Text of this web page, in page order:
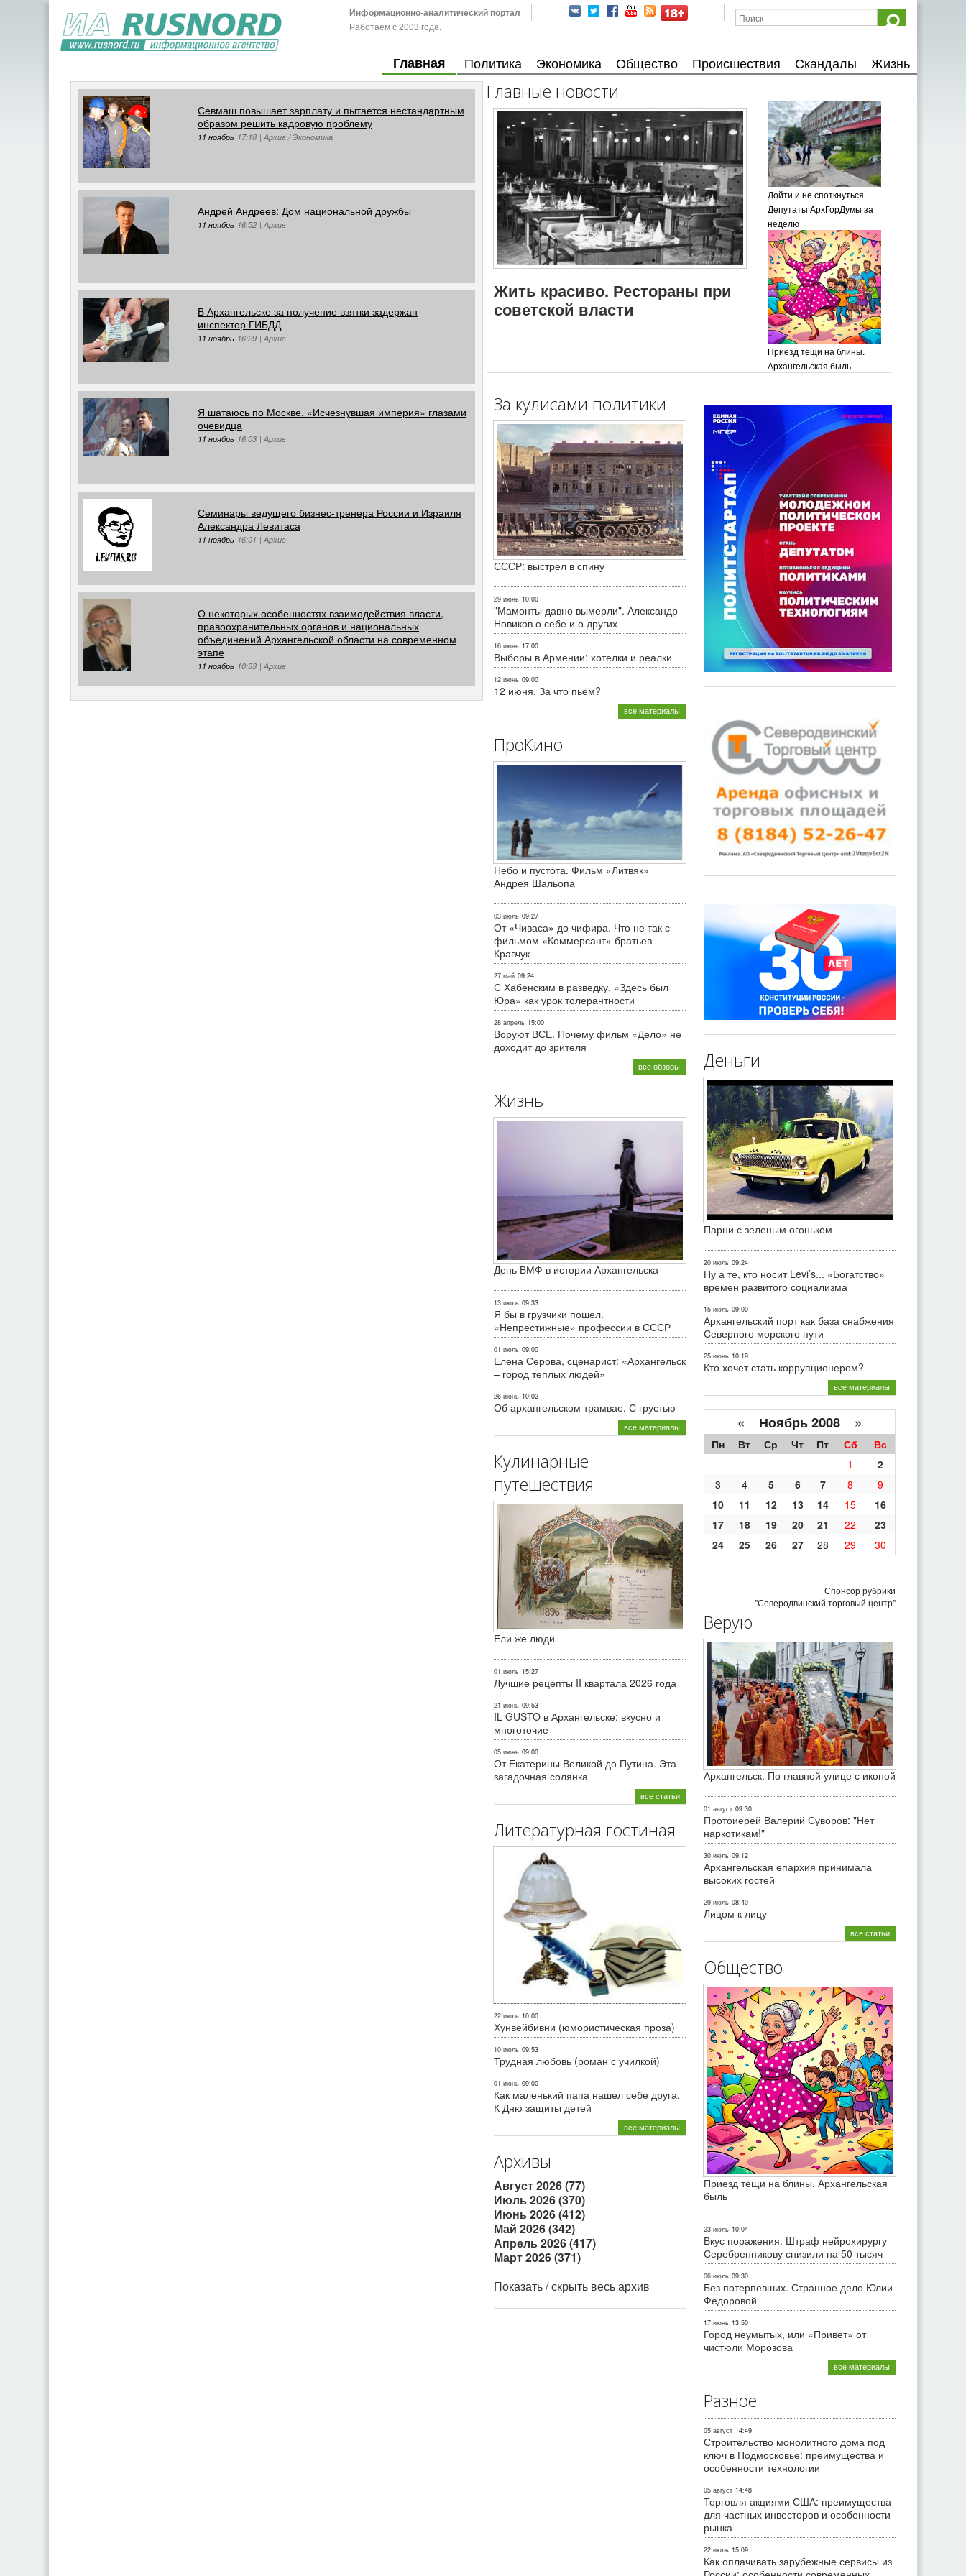
Информационно-аналитический портал
Работаем с 2003 года.
Главная Политика Экономика Общество Происшествия Скандалы Жизнь
Севмаш повышает зарплату и пытается нестандартным
образом решить кадровую проблему
11 ноябрь 17:18 |Архив / Экономика
Андрей Андреев: Дом национальной дружбы
11 ноябрь 16:52 |Архив
В Архангельске за получение взятки задержан
инспектор ГИБДД
11 ноябрь 16:29 |Архив
Я шатаюсь по Москве. «Исчезнувшая империя» глазами
очевидца
11 ноябрь 16:03 |Архив
Семинары ведущего бизнес-тренера России и Израиля
Александра Левитаса
11 ноябрь 16:01 |Архив
О некоторых особенностях взаимодействия власти,
правоохранительных органов и национальных
объединений Архангельской области на современном
этапе
11 ноябрь 10:33 |Архив
Главные новости
Жить красиво. Рестораны при
советской власти
Дойти и не споткнуться.
Депутаты АрхГорДумы за
неделю
Приезд тёщи на блины.
Архангельская быль
За кулисами политики
СССР: выстрел в спину
29 июнь 10:00
"Мамонты давно вымерли". Александр
Новиков о себе и о других
16 июнь 17:00
Выборы в Армении: хотелки и реалки
12 июнь 09:00
12 июня. За что пьём?
все материалы
ПроКино
Небо и пустота. Фильм «Литвяк»
Андрея Шальопа
03 июль 09:27
От «Чиваса» до чифира. Что не так с
фильмом «Коммерсант» братьев
Кравчук
27 май 09:24
С Хабенским в разведку. «Здесь был
Юра» как урок толерантности
28 апрель 15:00
Воруют ВСЕ. Почему фильм «Дело» не
доходит до зрителя
все обзоры
Жизнь
День ВМФ в истории Архангельска
13 июль 09:33
Я бы в грузчики пошел.
«Непрестижные» профессии в СССР
01 июль 09:00
Елена Серова, сценарист: «Архангельск
– город теплых людей»
26 июнь 10:02
Об архангельском трамвае. С грустью
все материалы
Кулинарные
путешествия
Ели же люди
01 июль 15:27
Лучшие рецепты II квартала 2026 года
21 июнь 09:53
IL GUSTO в Архангельске: вкусно и
многоточие
05 июнь 09:00
От Екатерины Великой до Путина. Эта
загадочная солянка
все статьи
Литературная гостиная
22 июль 10:00
Хунвейбивни (юмористическая проза)
10 июль 09:53
Трудная любовь (роман с училкой)
01 июнь 09:00
Как маленький папа нашел себе друга.
К Дню защиты детей
все материалы
Архивы
Август 2026 (77)
Июль 2026 (370)
Июнь 2026 (412)
Май 2026 (342)
Апрель 2026 (417)
Март 2026 (371)
Показать / скрыть весь архив
Деньги
Парни с зеленым огоньком
20 июль 09:24
Ну а те, кто носит Levi’s... «Богатство»
времен развитого социализма
15 июль 09:00
Архангельский порт как база снабжения
Северного морского пути
25 июнь 10:19
Кто хочет стать коррупционером?
все материалы
« Ноябрь 2008 »
Пн Вт Ср Чт Пт Сб
Вс
1
2
3
4 5 6 7 8
9
10
11 12 13 14 15
16
17
18 19 20 21 22
23
24
25 26 27 28 29 30
Спонсор рубрики
"Северодвинский торговый центр"
Верую
Архангельск. По главной улице с иконой
01 август 09:30
Протоиерей Валерий Суворов: "Нет
наркотикам!"
30 июль 09:12
Архангельская епархия принимала
высоких гостей
29 июль 08:40
Лицом к лицу
все статьи
Общество
Приезд тёщи на блины. Архангельская
быль
23 июль 10:04
Вкус поражения. Штраф нейрохирургу
Серебренникову снизили на 50 тысяч
06 июль 09:30
Без потерпевших. Странное дело Юлии
Федоровой
17 июнь 13:50
Город неумытых, или «Привет» от
чистюли Морозова
все материалы
Разное
05 август 14:49
Строительство монолитного дома под
ключ в Подмосковье: преимущества и
особенности технологии
05 август 14:48
Торговля акциями США: преимущества
для частных инвесторов и особенности
рынка
22 июль 15:09
Как оплачивать зарубежные сервисы из